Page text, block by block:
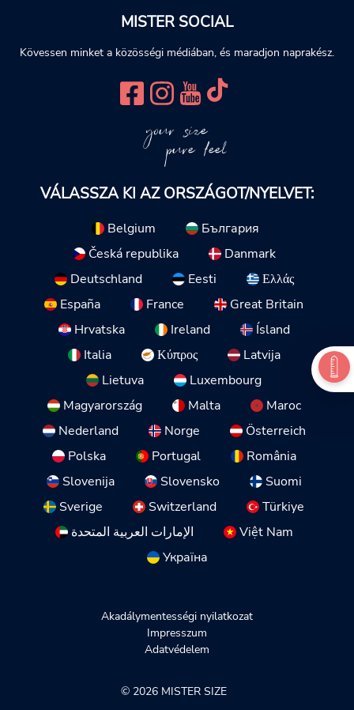
MISTER SOCIAL
Kövessen minket a közösségi médiában, és maradjon naprakész.
your size
pure feel
VÁLASSZA KI AZ ORSZÁGOT/NYELVET:
Belgium
България
Česká republika
Danmark
Deutschland
Eesti
Ελλάς
España
France
Great Britain
Hrvatska
Ireland
Ísland
Italia
Κύπρος
Latvija
Lietuva
Luxembourg
Magyarország
Malta
Maroc
Nederland
Norge
Österreich
Polska
Portugal
România
Slovenija
Slovensko
Suomi
Sverige
Switzerland
Türkiye
الإمارات العربية المتحدة
Việt Nam
Україна
Akadálymentességi nyilatkozat
Impresszum
Adatvédelem
© 2026 MISTER SIZE